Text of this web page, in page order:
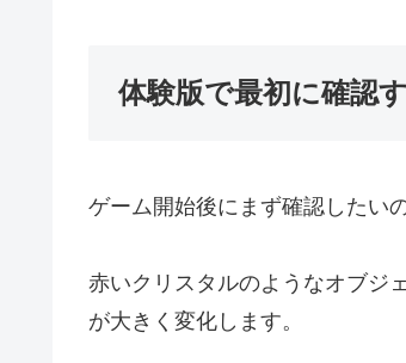
体験版で最初に確認
ゲーム開始後にまず確認したい
赤いクリスタルのようなオブジ
が大きく変化します。